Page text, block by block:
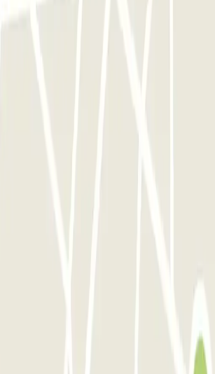
podrás hacer uso de toda la red de
disponibles en Parclick.
podrás entrar y salir del parking todas
- Valet - Aeroporto de Lisboa -